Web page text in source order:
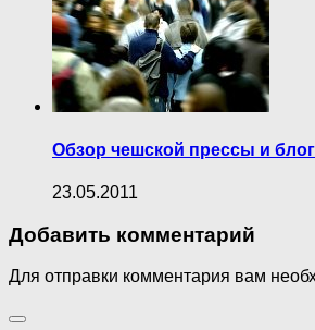
Обзор чешской прессы и
23.05.2011
Добавить комментарий
Для отправки комментария вам